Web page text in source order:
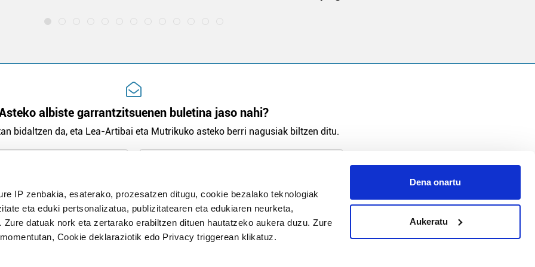
IP zenbakia, esaterako, prozesatzen ditugu, cookie bezalako teknologiak
eta eduki pertsonalizatua, publizitatearen eta edukiaren neurketa,
datuak nork eta zertarako erabiltzen dituen hautatzeko aukera duzu. Zure
Cookie deklaraziotik edo Privacy triggerean klikatuz.
Dena onartu
Aukeratu
albiste garrantzitsuenen buletina jaso nahi?
bidaltzen da, eta Lea-Artibai eta Mutrikuko asteko berri nagusiak biltzen ditu.
Harpidetu